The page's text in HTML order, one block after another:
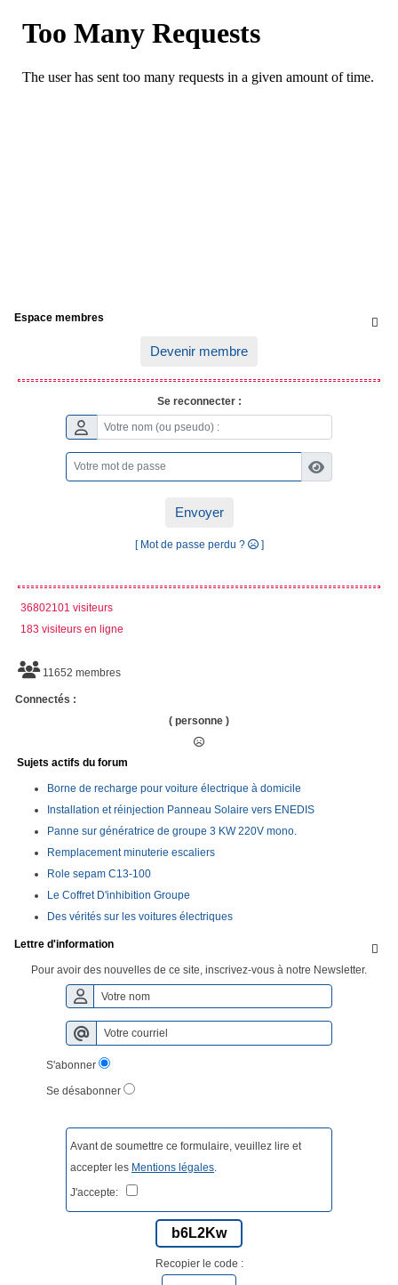

Espace membres
Devenir membre
Se reconnecter :
Envoyer
[ Mot de passe perdu ? ]
36802101 visiteurs
183 visiteurs en ligne
11652 membres
Connectés :
( personne )
Sujets actifs du forum
Borne de recharge pour voiture électrique à domicile
Installation et réinjection Panneau Solaire vers ENEDIS
Panne sur génératrice de groupe 3 KW 220V mono.
Remplacement minuterie escaliers
Role sepam C13-100
Le Coffret D'inhibition Groupe
Des vérités sur les voitures électriques

Lettre d'information
Pour avoir des nouvelles de ce site, inscrivez-vous à notre Newsletter.
S'abonner
Se désabonner
Avant de soumettre ce formulaire, veuillez lire et
accepter les Mentions légales.
J'accepte:
b6L2Kw
Recopier le code :